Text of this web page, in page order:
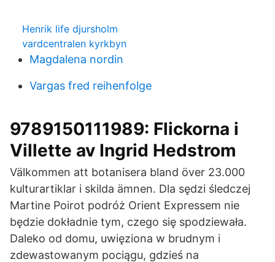
Henrik life djursholm
vardcentralen kyrkbyn
Magdalena nordin
Vargas fred reihenfolge
9789150111989: Flickorna i
Villette av Ingrid Hedstrom
Välkommen att botanisera bland över 23.000
kulturartiklar i skilda ämnen. Dla sędzi śledczej
Martine Poirot podróż Orient Expressem nie
będzie dokładnie tym, czego się spodziewała.
Daleko od domu, uwięziona w brudnym i
zdewastowanym pociągu, gdzieś na